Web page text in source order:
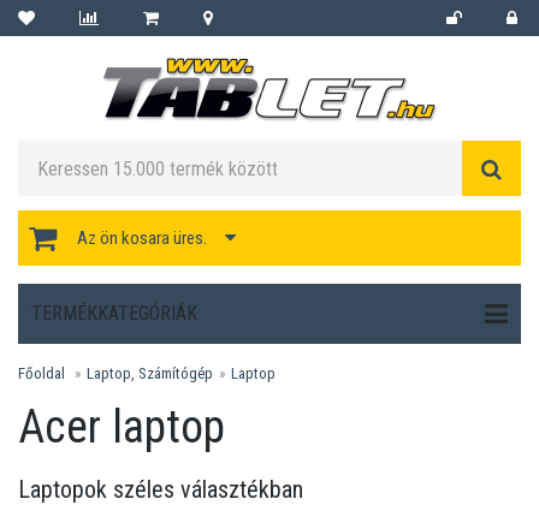
Az ön kosara üres.
TERMÉKKATEGÓRIÁK
Főoldal Laptop, Számítógép Laptop
Acer laptop
Laptopok széles választékban